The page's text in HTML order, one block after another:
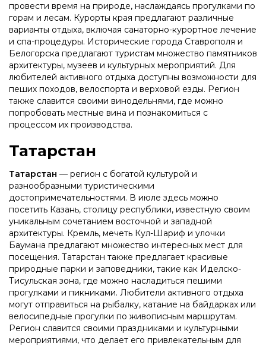
провести время на природе, наслаждаясь прогулками по
горам и лесам. Курорты края предлагают различные
варианты отдыха, включая санаторно-курортное лечение
и спа-процедуры. Исторические города Ставрополя и
Белогорска предлагают туристам множество памятников
архитектуры, музеев и культурных мероприятий. Для
любителей активного отдыха доступны возможности для
пеших походов, велоспорта и верховой езды. Регион
также славится своими винодельнями, где можно
попробовать местные вина и познакомиться с
процессом их производства.
Татарстан
Татарстан — регион с богатой культурой и
разнообразными туристическими
достопримечательностями. В июле здесь можно
посетить Казань, столицу республики, известную своим
уникальным сочетанием восточной и западной
архитектуры. Кремль, мечеть Кул-Шариф и улочки
Баумана предлагают множество интересных мест для
посещения. Татарстан также предлагает красивые
природные парки и заповедники, такие как Иделско-
Тисульская зона, где можно насладиться пешими
прогулками и пикниками. Любители активного отдыха
могут отправиться на рыбалку, катание на байдарках или
велосипедные прогулки по живописным маршрутам.
Регион славится своими праздниками и культурными
мероприятиями, что делает его привлекательным для